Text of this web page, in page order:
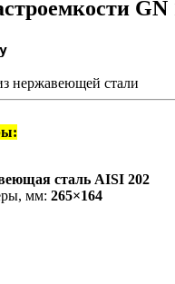
GN
нержавеющей стали
сталь AISI 202
мм: 265×164